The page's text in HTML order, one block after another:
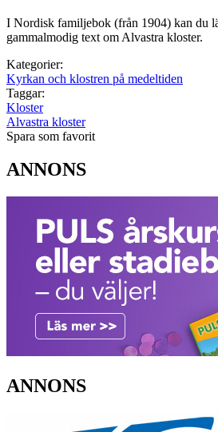
I Nordisk familjebok (från 1904) kan du
gammalmodig text om Alvastra kloster.
Kategorier:
Kyrkan och klostren på medeltiden
Taggar:
Kloster
Alvastra kloster
Spara som favorit
ANNONS
ANNONS